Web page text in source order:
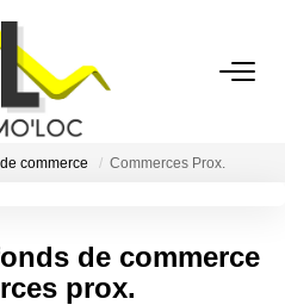
GÉRER
commerce Commerces Prox.
de commerce
prox.